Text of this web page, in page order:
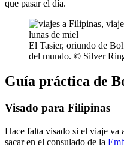
que pasar el día.
El Tasier, oriundo de
del mundo. © Silver
Guía práctica de
Visado para Filipinas
Hace falta visado si el viaje va
sacar en el consulado de la